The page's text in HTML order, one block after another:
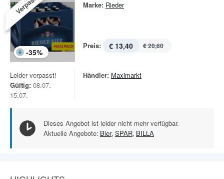
-35%
Marke: Rieder
Preis: € 13,40 € 20,60
Leider verpasst!
Gültig: 08.07. -
15.07.
Händler: Maximarkt
Dieses Angebot ist leider nicht mehr verfügbar.
Aktuelle Angebote: Bier, SPAR, BILLA